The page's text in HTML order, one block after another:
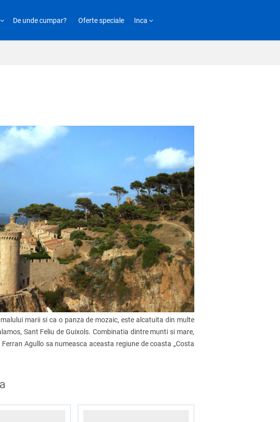
De unde cumpar? Oferte speciale Inca
marii si ca o panza de mozaic, este alcatuita din multe
Sant Feliu de Guixols. Combinatia dintre munti si mare,
Agullo sa numeasca aceasta regiune de coasta „Costa